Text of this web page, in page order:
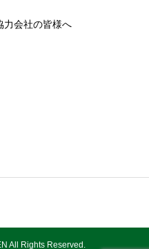
力会社の皆様へ
All Rights Reserved.